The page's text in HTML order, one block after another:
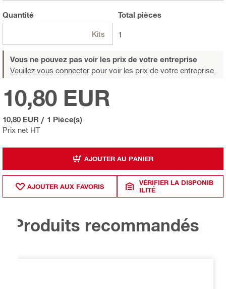
Quantité
Kits
Total pièces
1
Vous ne pouvez pas voir les prix de votre entreprise
Veuillez vous connecter pour voir les prix de votre entreprise.
Prix net HT
10,80 EUR
10,80 EUR / 1 Pièce(s)
AJOUTER AU PANIER
AJOUTER AUX FAVORIS
VÉRIFIER LA DISPONIB
ILITÉ
Produits recommandés